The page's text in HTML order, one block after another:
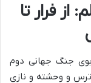
فرار تا
جنگ جهانی دوم
ترس و وحشته و نازی